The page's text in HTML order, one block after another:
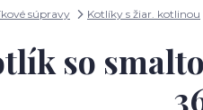
súpravy Kotlíky s žiar. kotlinou
so